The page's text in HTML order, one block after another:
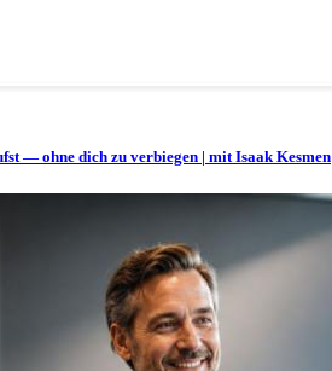
— ohne dich zu verbiegen | mit Isaak Kesmen